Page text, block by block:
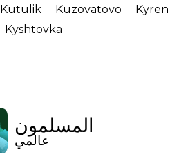
Kutulik Kuzovatovo
Kyren
Kyshtovka
المسلمون
عالمي